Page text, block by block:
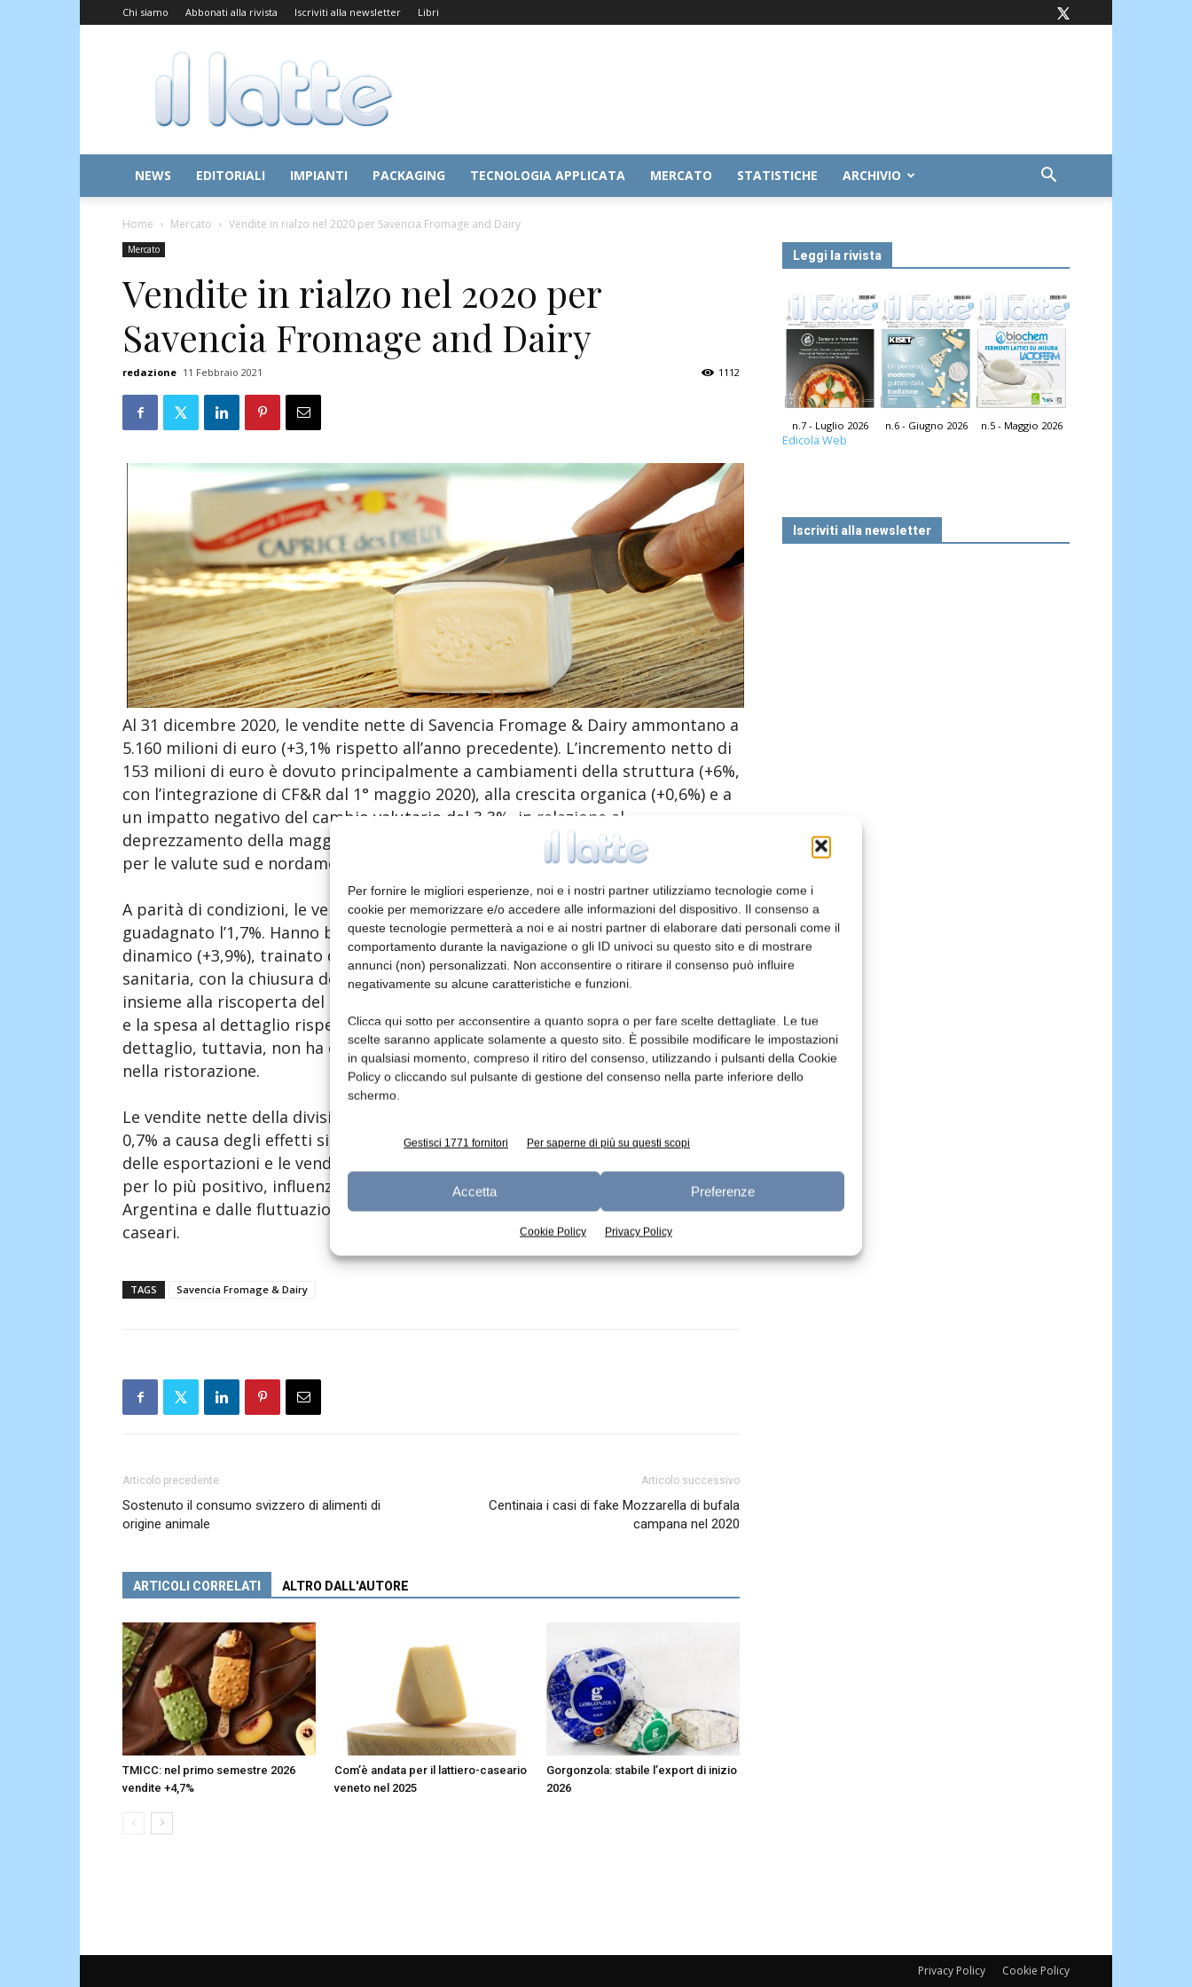
Per fornire le migliori esperienze, noi e i nostri partner utilizziamo tecnologie come i
cookie per memorizzare e/o accedere alle informazioni del dispositivo. Il consenso a
queste tecnologie permetterà a noi e ai nostri partner di elaborare dati personali come il
comportamento durante la navigazione o gli ID univoci su questo sito e di mostrare
annunci (non) personalizzati. Non acconsentire o ritirare il consenso può influire
negativamente su alcune caratteristiche e funzioni.
Clicca qui sotto per acconsentire a quanto sopra o per fare scelte dettagliate. Le tue
scelte saranno applicate solamente a questo sito. È possibile modificare le impostazioni
in qualsiasi momento, compreso il ritiro del consenso, utilizzando i pulsanti della Cookie
Policy o cliccando sul pulsante di gestione del consenso nella parte inferiore dello
schermo.
Gestisci 1771 fornitori Per saperne di più su questi scopi
Accetta Preferenze
Cookie Policy Privacy Policy
Chi siamo Abbonati alla rivista Iscriviti alla newsletter Libri
Il
Latte
NEWS EDITORIALI IMPIANTI PACKAGING TECNOLOGIA APPLICATA MERCATO STATISTICHE ARCHIVIO
Home Mercato Vendite in rialzo nel 2020 per Savencia Fromage and Dairy
Mercato
Vendite in rialzo nel 2020 per
Savencia Fromage and Dairy
redazione 11 Febbraio 2021 1112
Al 31 dicembre 2020, le vendite nette di Savencia Fromage & Dairy ammontano a
5.160 milioni di euro (+3,1% rispetto all’anno precedente). L’incremento netto di
153 milioni di euro è dovuto principalmente a cambiamenti della struttura (+6%,
con l’integrazione di CF&R dal 1° maggio 2020), alla crescita organica (+0,6%) e a
un impatto negativo del cambio valutario del 3,3%, in relazione al
deprezzamento della maggior parte delle valute rispetto all’euro (in particolare
per le valute sud e nordamericane, russe e cinesi).
A parità di condizioni, le vendite nette della divisione Cheese Products hanno
guadagnato l’1,7%. Hanno beneficiato principalmente di un quarto trimestre
dinamico (+3,9%), trainato da forti volumi in quasi tutte le aree. La crisi
sanitaria, con la chiusura dei ristoranti, il coprifuoco, i ripetuti confinamenti,
insieme alla riscoperta del piacere di cucinare, ha favorito il consumo domestico
e la spesa al dettaglio rispetto alla ristorazione. La crescita del commercio al
dettaglio, tuttavia, non ha compensato completamente il calo delle vendite
nella ristorazione.
Le vendite nette della divisione “Other Dairy Products”, invece, hanno perso lo
0,7% a causa degli effetti sia dei volumi (con un calo imputabile alla limitazione
delle esportazioni e le vendite horeca) sia dei prezzi. L’effetto prezzo si è rivelato
per lo più positivo, influenzato in particolare dalla situazione economica in
Argentina e dalle fluttuazioni dei prezzi mondiali degli ingredienti lattiero-
caseari.
TAGS Savencia Fromage & Dairy
Articolo precedente
Sostenuto il consumo svizzero di alimenti di
origine animale
Articolo successivo
Centinaia i casi di fake Mozzarella di bufala
campana nel 2020
ARTICOLI CORRELATI ALTRO DALL'AUTORE
TMICC: nel primo semestre 2026
vendite +4,7%
Com’è andata per il lattiero-caseario
veneto nel 2025
Gorgonzola: stabile l’export di inizio
2026
Leggi la rivista
n.7 - Luglio 2026 n.6 - Giugno 2026 n.5 - Maggio 2026
Edicola Web
Iscriviti alla newsletter
Privacy Policy Cookie Policy